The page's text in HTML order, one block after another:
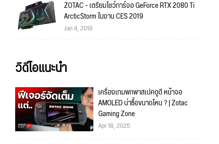
ZOTAC - เตรียมโชว์การ์จอ GeForce RTX 2080 Ti
ArcticStorm ในงาน CES 2019
Jan 4, 2019
วิดีโอแนะนำ
เครื่องเกมพกพาสเปคดูดี หน้าจอ
AMOLED น่าซื้อขนาดไหน ? | Zotac
Gaming Zone
Apr 18, 2025